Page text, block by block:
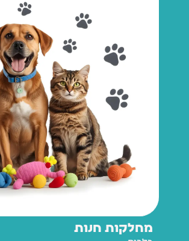
מחלקות חנות